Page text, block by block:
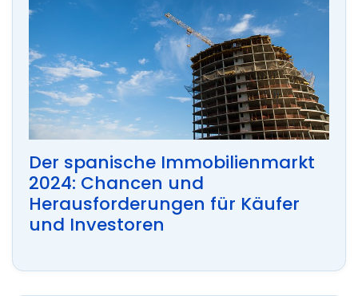
Der spanische Immobilienmarkt
2024: Chancen und
Herausforderungen für Käufer
und Investoren